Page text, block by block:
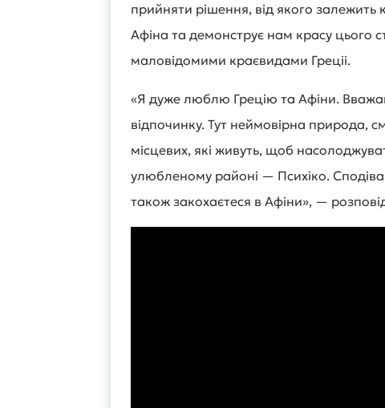
прийняти рішення, від якого залежить
Афіна та демонструє нам красу цього
маловідомими краєвидами Греціі.
«Я дуже люблю Грецію та Афіни.
відпочинку. Тут неймовірна природа,
місцевих, які живуть, щоб
улюбленому районі — Психіко.
також закохаєтеся в Афіни», —